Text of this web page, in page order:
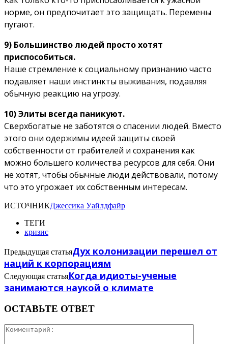
норме, он предпочитает это защищать. Перемены
пугают.
9) Большинство людей просто хотят
приспособиться.
Наше стремление к социальному признанию часто
подавляет наши инстинкты выживания, подавляя
обычную реакцию на угрозу.
10) Элиты всегда паникуют.
Сверхбогатые не заботятся о спасении людей. Вместо
этого они одержимы идеей защиты своей
собственности от грабителей и сохранения как
можно большего количества ресурсов для себя. Они
не хотят, чтобы обычные люди действовали, потому
что это угрожает их собственным интересам.
ИСТОЧНИКДжессика Уайлдфайр
ТЕГИ
кризис
Предыдущая статьяДух колонизации перешел от
наций к корпорациям
Следующая статьяКогда идиоты-ученые
занимаются наукой о климате
ОСТАВЬТЕ ОТВЕТ